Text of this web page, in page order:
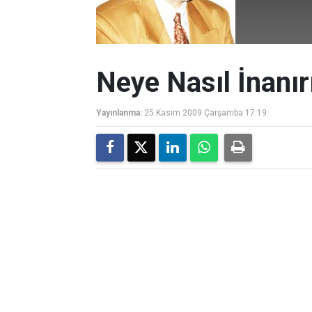
Neye Nasıl
Yayınlanma: 25 Kasım 2009 Çarşamba 17:19